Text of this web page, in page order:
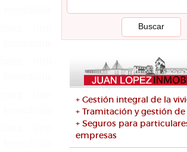
+ Gestión integral de la
+ Tramitación y gestión de
+ Seguros para
empresas